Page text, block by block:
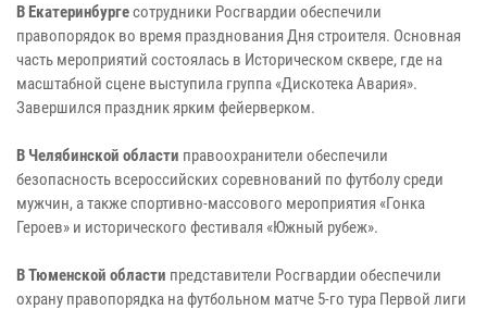
В Екатеринбургесотрудники Росгвардии обеспечили
правопорядок во время празднования Дня строителя. Основная
часть мероприятий состоялась в Историческом сквере, где на
масштабной сцене выступила группа «Дискотека Авария».
Завершился праздник ярким фейерверком.
В Челябинской области правоохранители обеспечили
безопасность всероссийских соревнований по футболу среди
мужчин, а также спортивно-массового мероприятия «Гонка
Героев» и исторического фестиваля «Южный рубеж».
В Тюменской области представители Росгвардии обеспечили
охрану правопорядка на футбольном матче 5-го тура Первой лиги